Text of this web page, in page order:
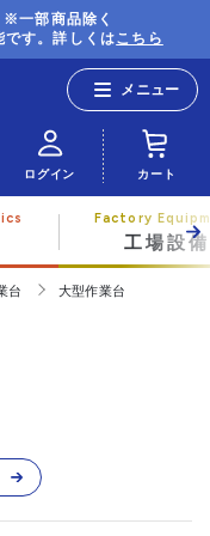
一部商品除く
です。詳しくはこちら
ログイン カート
工場設備
台 大型作業台